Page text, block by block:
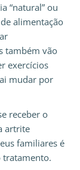
“natural” ou
alimentação
também vão
exercícios
mudar por
receber o
artrite
familiares é
tratamento.